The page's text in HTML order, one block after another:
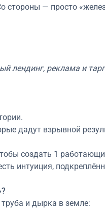
стороны — просто
лендинг, реклама и
дадут взрывной
создать 1
интуиция,
и дырка в земле: